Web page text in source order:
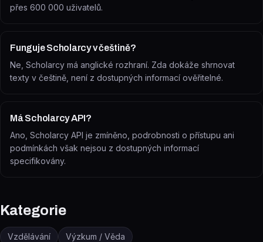
přes 600 000 uživatelů.
Funguje Scholarcy v češtině?
Ne, Scholarcy má anglické rozhraní. Zda dokáže shrnovat
texty v češtině, není z dostupných informací ověřitelné.
Má Scholarcy API?
Ano, Scholarcy API je zmíněno, podrobnosti o přístupu ani
podmínkách však nejsou z dostupných informací
specifikovány.
Kategorie
Vzdělávání Výzkum / Věda